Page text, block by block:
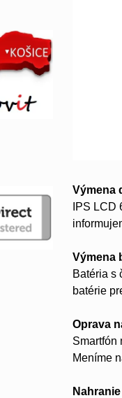
Výmena
IPS
Výmena
Batéria s
batérie
Oprava
Smartfón
Meníme